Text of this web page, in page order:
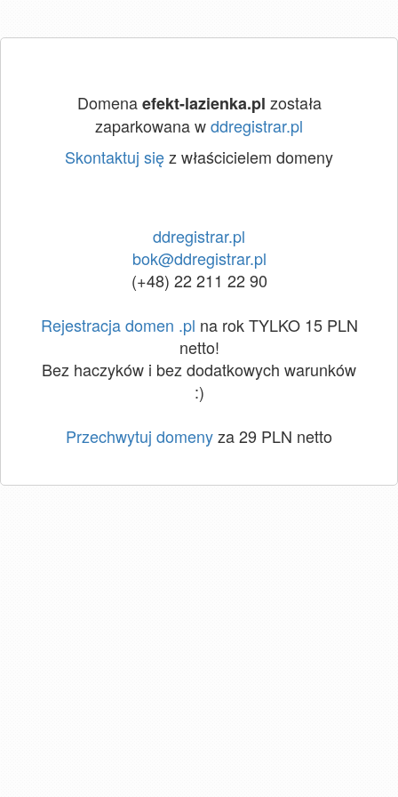
Domenaefekt-lazienka.pl została
zaparkowana wddregistrar.pl
Skontaktuj sięz właścicielem domeny
ddregistrar.pl
bok@ddregistrar.pl
(+48) 22 211 22 90
Rejestracja domen .pl na rok TYLKO 15 PLN
netto!
Bez haczyków i bez dodatkowych warunków
:)
Przechwytuj domenyza 29 PLN netto